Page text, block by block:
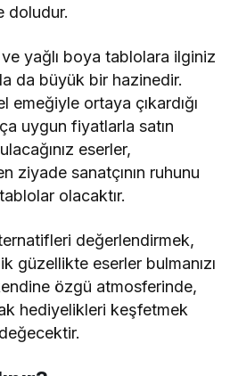
doludur.
yağlı boya tablolara ilginiz
da büyük bir hazinedir.
emeğiyle ortaya çıkardığı
uygun fiyatlarla satın
eserler,
ziyade sanatçının ruhunu
olacaktır.
değerlendirmek,
güzellikte eserler bulmanızı
özgü atmosferinde,
hediyelikleri keşfetmek